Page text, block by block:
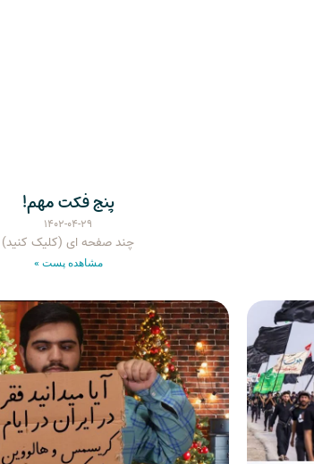
پنج فکت مهم!
۱۴۰۲-۰۴-۲۹
چند صفحه ای (کلیک کنید)
مشاهده پست »